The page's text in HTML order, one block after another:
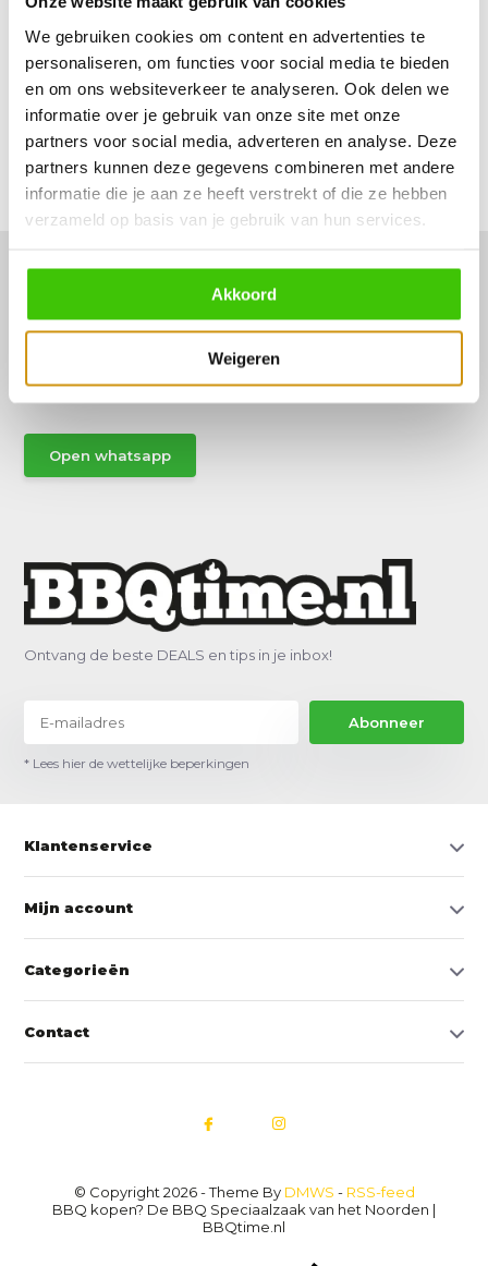
We gebruiken cookies om content en advertenties te
personaliseren, om functies voor social media te bieden
en om ons websiteverkeer te analyseren. Ook delen we
informatie over je gebruik van onze site met onze
partners voor social media, adverteren en analyse. Deze
partners kunnen deze gegevens combineren met andere
informatie die je aan ze heeft verstrekt of die ze hebben
verzameld op basis van je gebruik van hun services.
Akkoord
Weigeren
Tussendoor vind je op Fire&Food TV elke vrijdag nieuwe
recepten en tips. En bij ons als Card-partner kun je altijd
terecht voor de beste producten en adviezen. Fire&Food
biedt je alles op het gebied van buiten koken, het hele jaar
door.
Hulp of advies nodig?
Vraag het een van onze specialisten!
Stuur gemakkelijk een Whatsapp.
Open whatsapp
Ontvang de beste DEALS en tips in je inbox!
Abonneer
* Lees hier de wettelijke beperkingen
Klantenservice
Mijn account
Categorieën
Contact
© Copyright 2026 - Theme By DMWS - RSS-feed
BBQ kopen? De BBQ Speciaalzaak van het Noorden |
BBQtime.nl